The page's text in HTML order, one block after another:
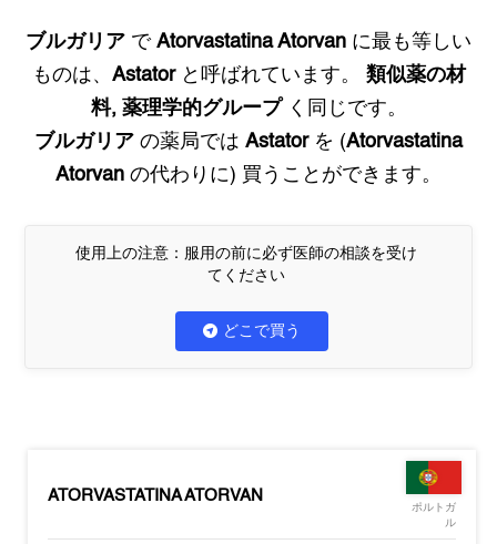
ブルガリア で Atorvastatina Atorvan に最も等しい
ものは、 Astatorと呼ばれています。
類似薬の材
料, 薬理学的グループ く同じです。
ブルガリア の薬局では Astatorを (Atorvastatina
Atorvan の代わりに) 買うことができます。
使用上の注意：服用の前に必ず医師の相談を受け
てください
どこで買う
ATORVASTATINA ATORVAN
ポルトガ
ル